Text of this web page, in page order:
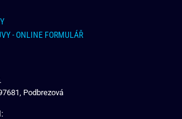
- ONLINE FORMULÁŘ
Podbrezová